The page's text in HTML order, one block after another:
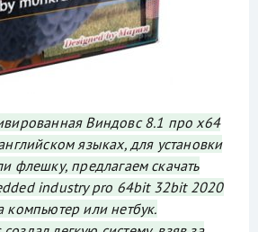
Виндовс 8.1 про x64
языках, для установки
флешку, предлагаем скачать
industry pro 64bit 32bit 2020
компьютер или нетбук.